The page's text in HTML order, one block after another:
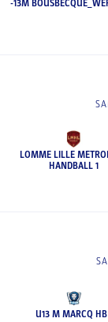
-13M
LOMME LILLE
HANDBALL 1
U13 M MARCQ HB